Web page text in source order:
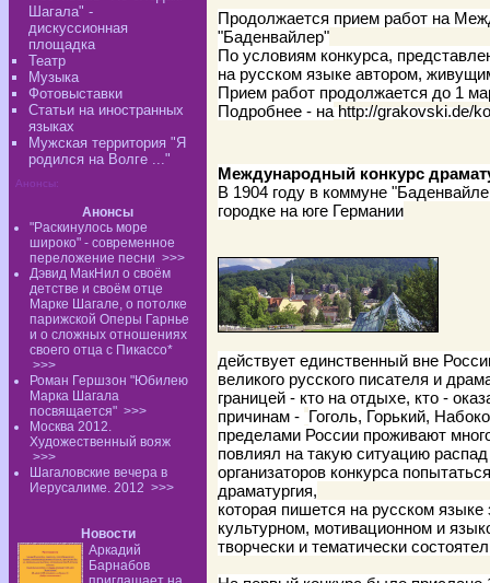
Шагала" -
дискуссионная
площадка
Театр
Музыка
Фотовыставки
Статьи на иностранных
языках
Мужская территория "Я
родился на Волге ..."
Анонсы:
Анонсы
"Раскинулось море
широко" - современное
переложение песни >>>
Дэвид МакНил о своём
детстве и своём отце
Марке Шагале, о потолке
парижской Оперы Гарнье
и о сложных отношениях
своего отца с Пикассо*
>>>
Роман Гершзон "Юбилею
Марка Шагала
посвящается" >>>
Москва 2012.
Художественный вояж
>>>
Шагаловские вечера в
Иерусалиме. 2012 >>>
Новости
Аркадий
Барнабов
Продолжается прием работ на
"Баденвайлер"
По условиям конкурса,
на русском языке автором,
Прием работ продолжается до 1
Подробнее - на http://grakovski.de/
Международный конкурс
В 1904 году в коммуне
городке на юге Германии
действует единственный вне
великого русского писателя и
границей - кто на отдыхе, кто -
причинам - Гоголь, Горький,
пределами России проживают
повлиял на такую ситуацию
организаторов конкурса
драматургия,
которая пишется на русском
культурном, мотивационном и
творчески и тематически